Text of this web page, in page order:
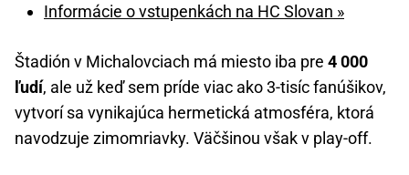
Informácie o vstupenkách na HC Slovan »
Štadión v Michalovciach má miesto iba pre 4 000
ľudí, ale už keď sem príde viac ako 3-tisíc fanúšikov,
vytvorí sa vynikajúca hermetická atmosféra, ktorá
navodzuje zimomriavky. Väčšinou však v play-off.